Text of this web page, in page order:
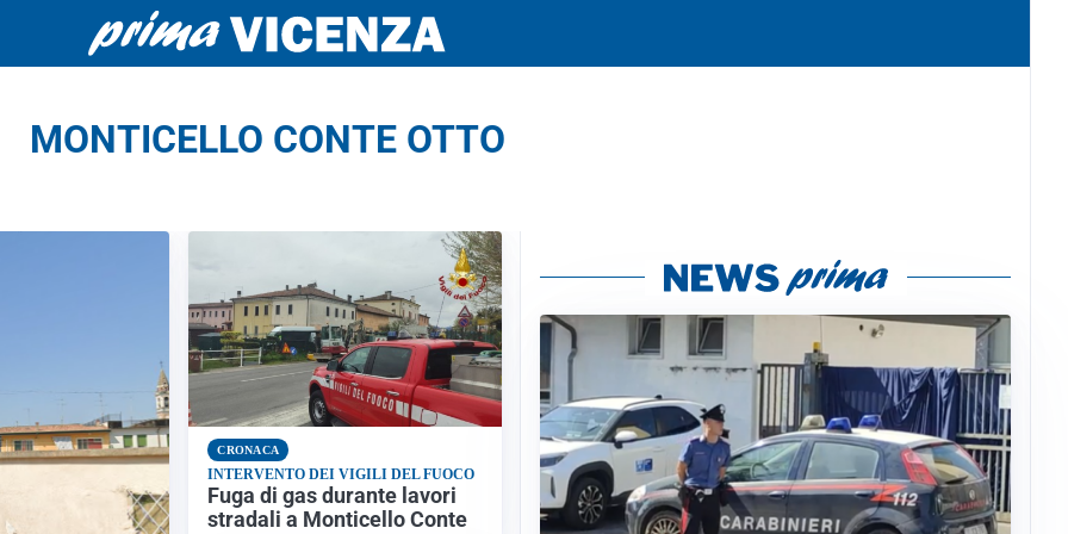
MONTICELLO CONTE OTTO
CRONACA
INTERVENTO DEI VIGILI DEL FUOCO
Fuga di gas durante lavori
stradali a Monticello Conte